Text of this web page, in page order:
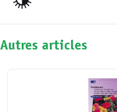
Autres articles